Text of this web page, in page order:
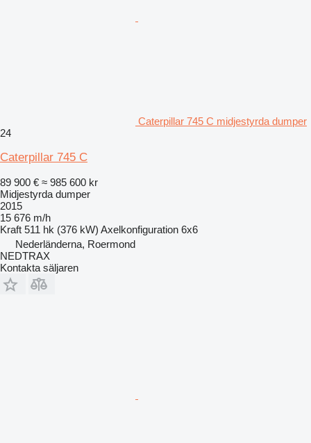
Caterpillar 745 C midjestyrda dumper
24
Caterpillar 745 C
89 900 € ≈ 985 600 kr
Midjestyrda dumper
2015
15 676 m/h
Kraft 511 hk (376 kW) Axelkonfiguration 6x6
Nederländerna, Roermond
NEDTRAX
Kontakta säljaren